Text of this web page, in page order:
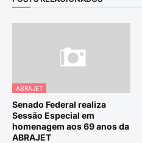
ABRAJET
Senado Federal realiza
Sessão Especial em
homenagem aos 69 anos da
ABRAJET